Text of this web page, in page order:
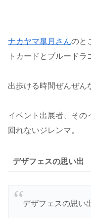
ナカヤマ皐月さんのと
トカードとブルードラ
出歩ける時間ぜんぜん
イベント出展者、その
回れないジレンマ。
デザフェスの思い出
デザフェスの思い